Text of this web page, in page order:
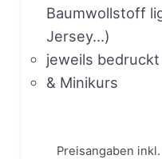
Baumwollstoff
Jersey…)
jeweils
& Minikurs
Preisangaben inkl.